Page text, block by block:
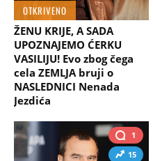
OTKRIVENO
ŽENU KRIJE, A SADA
UPOZNAJEMO ĆERKU
VASILIJU! Evo zbog čega
cela ZEMLJA bruji o
NASLEDNICI Nenada
Jezdića
1
15